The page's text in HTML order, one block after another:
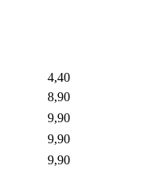
4,40
8,90
9,90
9,90
9,90